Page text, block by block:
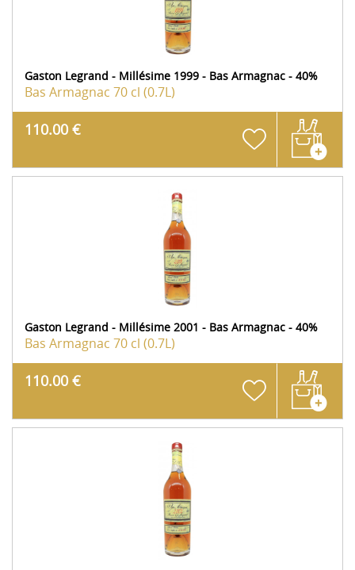
Gaston Legrand - Millésime 1999 - Bas Armagnac - 40%
Bas Armagnac 70 cl (0.7L)
110.00 €
Gaston Legrand - Millésime 2001 - Bas Armagnac - 40%
Bas Armagnac 70 cl (0.7L)
110.00 €